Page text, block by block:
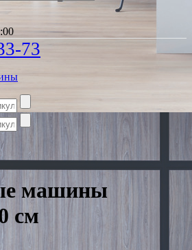
73
машины
см